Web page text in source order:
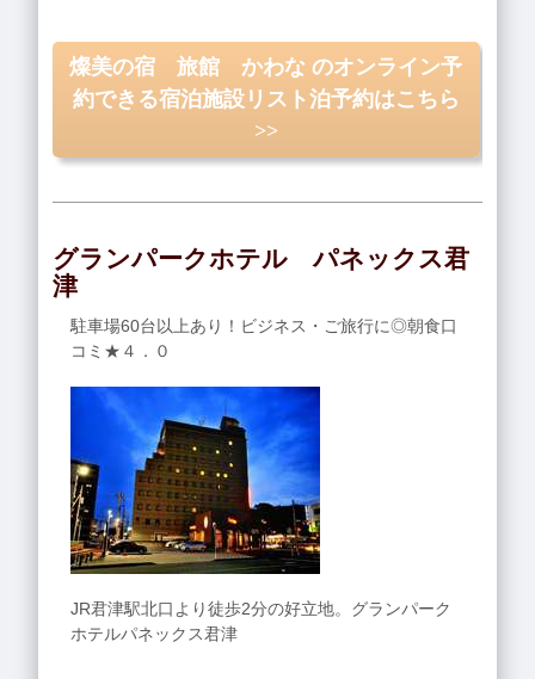
燦美の宿 旅館 かわな のオンライン予
約できる宿泊施設リスト泊予約はこちら
>>
グランパークホテル パネックス君
津
駐車場60台以上あり！ビジネス・ご旅行に◎朝食口
コミ★４．０
JR君津駅北口より徒歩2分の好立地。グランパーク
ホテルパネックス君津